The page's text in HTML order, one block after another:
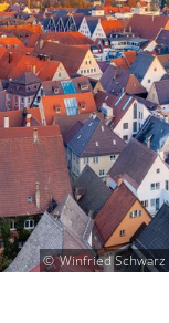
Winfried Schwarz